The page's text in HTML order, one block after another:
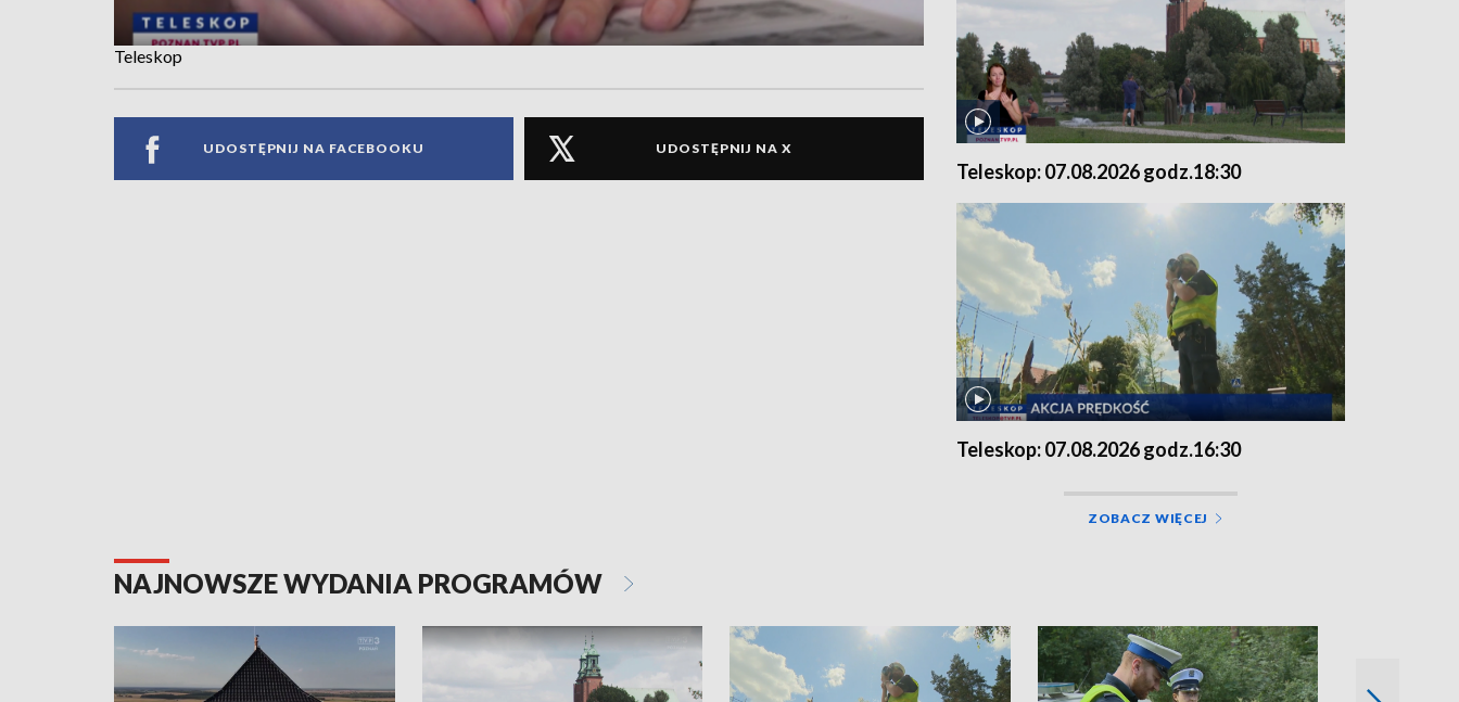
Teleskop
UDOSTĘPNIJ NA FACEBOOKU UDOSTĘPNIJ NA X
Teleskop: 07.08.2026 godz.18:30
Teleskop: 07.08.2026 godz.16:30
ZOBACZ WIĘCEJ
NAJNOWSZE WYDANIA PROGRAMÓW